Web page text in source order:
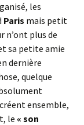
les
Paris mais petit
plus de
sa petite amie
dernière
quelque
ensemble,
le « son